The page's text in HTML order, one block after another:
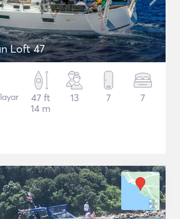
Loft 47
47 ft
14 m
13 7 7